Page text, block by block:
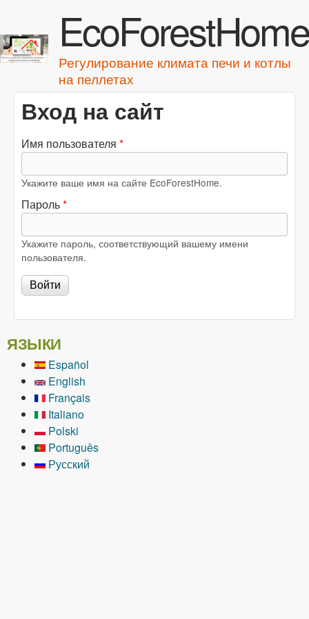
содержанию
EcoForestHome
Регулирование климата печи и котлы
на пеллетах
Вход на сайт
Имя пользователя *
Укажите ваше имя на сайте EcoForestHome.
Пароль*
Укажите пароль, соответствующий вашему имени
пользователя.
ЯЗЫКИ
Español
English
Français
Italiano
Polski
Português
Русский